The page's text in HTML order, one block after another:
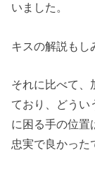
いました。
キスの解説もし
それに比べて、
ており、どうい
に困る手の位置
忠実で良かった